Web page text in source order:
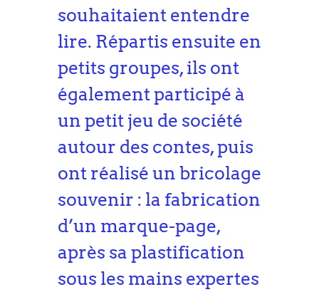
souhaitaient entendre
lire. Répartis ensuite en
petits groupes, ils ont
également participé à
un petit jeu de société
autour des contes, puis
ont réalisé un bricolage
souvenir : la fabrication
d’un marque-page,
après sa plastification
sous les mains expertes